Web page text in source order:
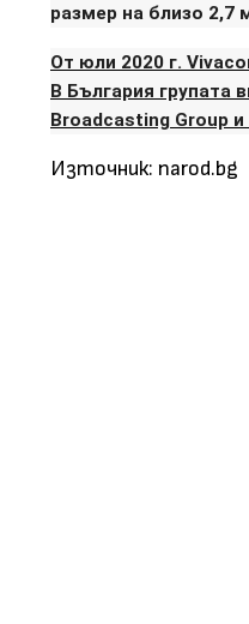
размер на близо 2,7
От юли 2020 г.
В България групата
Broadcasting Group
Източник: narod.bg